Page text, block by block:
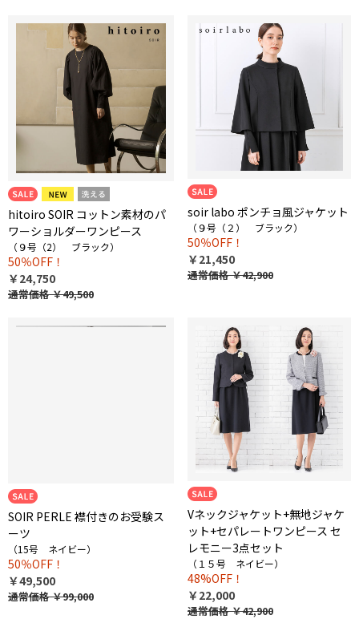
hitoiro SOIR コットン素材のパ
ワーショルダーワンピース
（９号（2） ブラック）
50％OFF！
￥24,750
通常価格￥49,500
soir labo ポンチョ風ジャケット
（９号（２） ブラック）
50％OFF！
￥21,450
通常価格￥42,900
SOIR PERLE 襟付きのお受験ス
ーツ
（15号 ネイビー）
50％OFF！
￥49,500
通常価格 ￥99,000
Vネックジャケット+無地ジャケ
ット+セパレートワンピース セ
レモニー3点セット
（１５号 ネイビー）
48%OFF！
￥22,000
通常価格 ￥42,900